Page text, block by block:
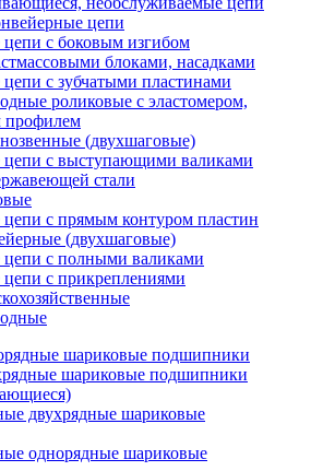
цепи
с боковым изгибом
блоками, насадками
с зубчатыми пластинами
роликовые с эластомером,
профилем
(двухшаговые)
цепи с выступающими валиками
стали
с прямым контуром пластин
(двухшаговые)
цепи с полными валиками
с прикреплениями
шариковые подшипники
шариковые подшипники
двухрядные шариковые
однорядные шариковые